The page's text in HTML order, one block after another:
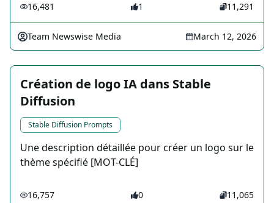
16,481 1 11,291
Team Newswise Media March 12, 2026
Création de logo IA dans Stable
Diffusion
Stable Diffusion Prompts
Une description détaillée pour créer un logo sur le
thème spécifié [MOT-CLÉ]
16,757 0 11,065